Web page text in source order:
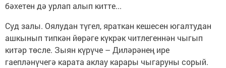
бәхетен дә урлап алып китте...
Суд залы. Оялудан түгел, яраткан кешесен югалтудан
ашкынып типкән йөрәге күкрәк читлегеннән чыгып
китәр төсле. Зыян күрүче – Диләрәнең ире
гаепләнүчегә карата аклау карары чыгаруны сорый.